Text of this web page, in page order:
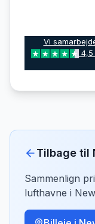
Vi
4,5
Tilbage til
Sammenlign
lufthavne i